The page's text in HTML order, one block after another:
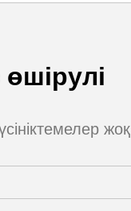
өшірулі
жоқ